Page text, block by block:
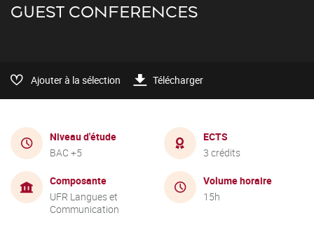
GUEST CONFERENCES
Ajouter à la sélection Télécharger
Niveau d'étude
BAC +5
ECTS
3 crédits
Composante
UFR Langues et
Communication
Volume horaire
15h